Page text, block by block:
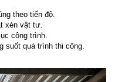
theo tiến độ.
xén vật tư.
công trình.
suốt quá trình thi công.